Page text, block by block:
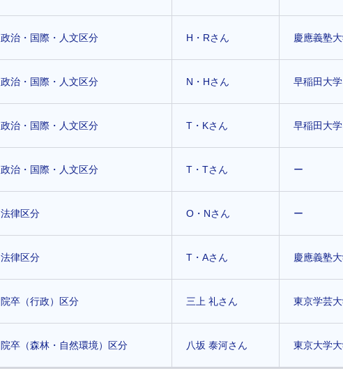
政治・国際・人文区分 H・Rさん 慶應義塾
政治・国際・人文区分 N・Hさん 早稲田大
政治・国際・人文区分 T・Kさん 早稲田大
政治・国際・人文区分 T・Tさん ー
法律区分 O・Nさん ー
法律区分 T・Aさん 慶應義塾
院卒（行政）区分 三上 礼さん 東京学芸
院卒（森林・自然環境）区分 八坂 泰河さん 東京大学